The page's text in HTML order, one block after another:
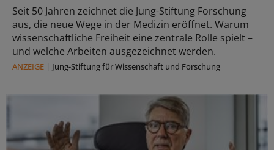
Seit 50 Jahren zeichnet die Jung-Stiftung Forschung
aus, die neue Wege in der Medizin eröffnet. Warum
wissenschaftliche Freiheit eine zentrale Rolle spielt –
und welche Arbeiten ausgezeichnet werden.
ANZEIGE | Jung-Stiftung für Wissenschaft und Forschung